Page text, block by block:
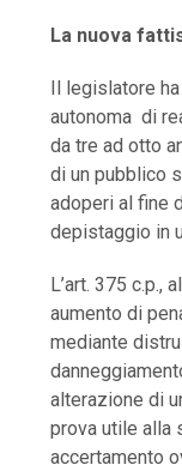
La nuova
Il legislatore
autonoma di
da tre ad otto
di un pubblico
adoperi al fine
depistaggio in
L’art. 375 c.p.,
aumento di
mediante
alterazione di
prova utile alla
accertamento